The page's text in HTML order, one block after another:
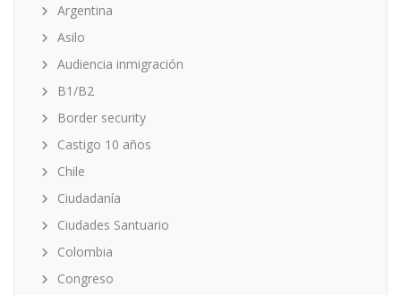
Argentina
Asilo
Audiencia inmigración
B1/B2
Border security
Castigo 10 años
Chile
Ciudadanía
Ciudades Santuario
Colombia
Congreso